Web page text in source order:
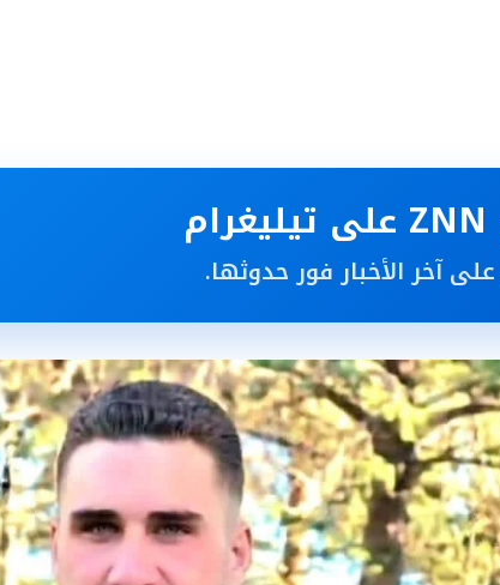
آخر الأخبار فور حدوثها.